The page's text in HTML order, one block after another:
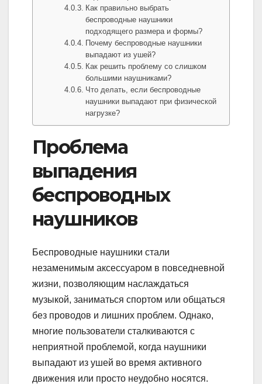
Как правильно выбрать
беспроводные наушники
подходящего размера и формы?
Почему беспроводные наушники
выпадают из ушей?
Как решить проблему со слишком
большими наушниками?
Что делать, если беспроводные
наушники выпадают при физической
нагрузке?
Проблема
выпадения
беспроводных
наушников
Беспроводные наушники стали
незаменимым аксессуаром в повседневной
жизни, позволяющим наслаждаться
музыкой, заниматься спортом или общаться
без проводов и лишних проблем. Однако,
многие пользователи сталкиваются с
неприятной проблемой, когда наушники
выпадают из ушей во время активного
движения или просто неудобно носятся.